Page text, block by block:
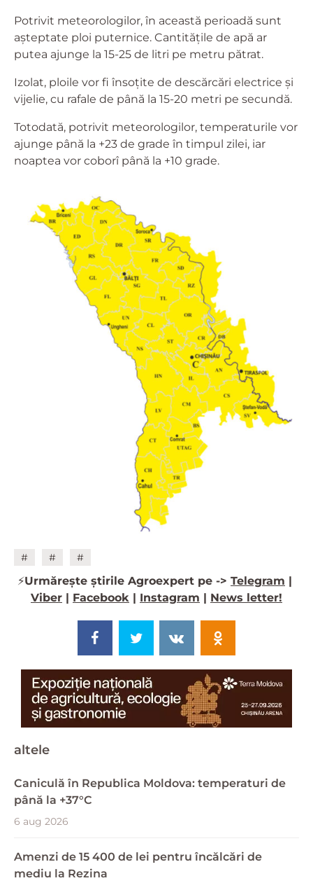
Potrivit meteorologilor, în această perioadă sunt
așteptate ploi puternice. Cantitățile de apă ar
putea ajunge la 15-25 de litri pe metru pătrat.
Izolat, ploile vor fi însoțite de descărcări electrice și
vijelie, cu rafale de până la 15-20 metri pe secundă.
Totodată, potrivit meteorologilor, temperaturile vor
ajunge până la +23 de grade în timpul zilei, iar
noaptea vor coborî până la +10 grade.
# # #
⚡️Urmărește știrile Agroexpert pe -> Telegram |
Viber | Facebook | Instagram | News letter!
altele
Caniculă în Republica Moldova: temperaturi de
până la +37°C
6 aug 2026
Amenzi de 15 400 de lei pentru încălcări de
mediu la Rezina